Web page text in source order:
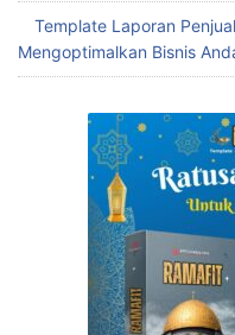
Template Laporan
Mengoptimalkan Bisnis